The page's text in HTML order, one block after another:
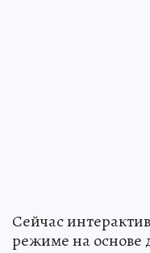
Сейчас
режиме на основе